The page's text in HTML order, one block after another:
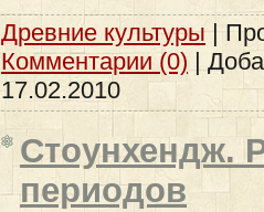
Древние культуры |
Комментарии (0) |
17.02.2010
Стоунхендж.
периодов